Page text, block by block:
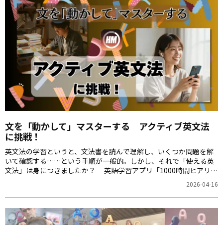
文を「動かして」マスターする アクティブ英文法
に挑戦！
英文法の学習というと、文法書を読んで理解し、いくつか問題を解
いて確認する……という手順が一般的。しかし、それで「使える英
文法」は身につきましたか？ 英語学習アプリ「1000時間ヒアリン
グマラソン」の人気コンテンツ「標的リスニング」の一部を使っ
2026-04-16